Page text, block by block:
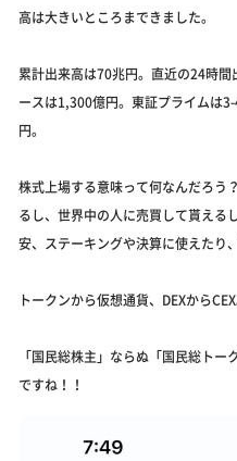
高は大きいところまできました。
累計出来高は70兆円。直近の24時
ースは1,300億円。東証プライムは
円。
株式上場する意味って何なんだろう
るし、世界中の人に売買して貰える
安、ステーキングや決算に使えたり
トークンから仮想通貨、DEXから
「国民総株主」ならぬ「国民総ト
ですね！！